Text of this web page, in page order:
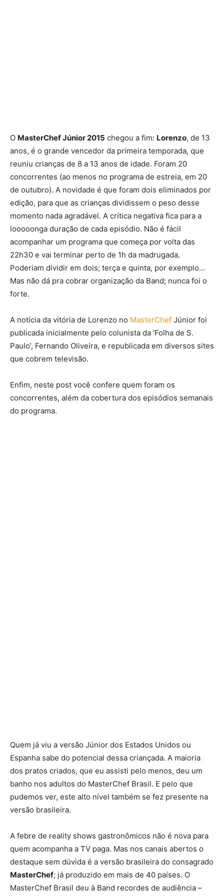
O MasterChef Júnior 2015 chegou a fim: Lorenzo, de 13
anos, é o grande vencedor da primeira temporada, que
reuniu crianças de 8 a 13 anos de idade. Foram 20
concorrentes (ao menos no programa de estreia, em 20
de outubro). A novidade é que foram dois eliminados por
edição, para que as crianças dividissem o peso desse
momento nada agradável. A crítica negativa fica para a
looooonga duração de cada episódio. Não é fácil
acompanhar um programa que começa por volta das
22h30 e vai terminar perto de 1h da madrugada.
Poderiam dividir em dois; terça e quinta, por exemplo…
Mas não dá pra cobrar organização da Band; nunca foi o
forte.
A notícia da vitória de Lorenzo no MasterChef Júnior foi
publicada inicialmente pelo colunista da ‘Folha de S.
Paulo’, Fernando Oliveira, e republicada em diversos sites
que cobrem televisão.
Enfim, neste post você confere quem foram os
concorrentes, além da cobertura dos episódios semanais
do programa.
Quem já viu a versão Júnior dos Estados Unidos ou
Espanha sabe do potencial dessa criançada. A maioria
dos pratos criados, que eu assisti pelo menos, deu um
banho nos adultos do MasterChef Brasil. E pelo que
pudemos ver, este alto nível também se fez presente na
versão brasileira.
A febre de reality shows gastronômicos não é nova para
quem acompanha a TV paga. Mas nos canais abertos o
destaque sem dúvida é a versão brasileira do consagrado
MasterChef; já produzido em mais de 40 países. O
MasterChef Brasil deu à Band recordes de audiência –